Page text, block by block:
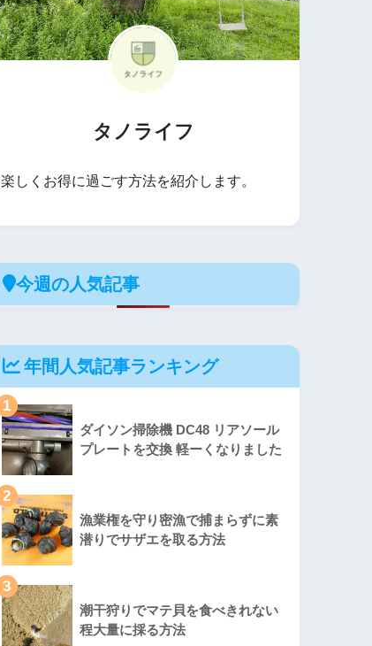
タノライフ
楽しくお得に過ごす方法を紹介します。
今週の人気記事
年間人気記事ランキング
1
ダイソン掃除機 DC48 リアソール
プレートを交換 軽ーくなりました
2
漁業権を守り密漁で捕まらずに素
潜りでサザエを取る方法
3
潮干狩りでマテ貝を食べきれない
程大量に採る方法